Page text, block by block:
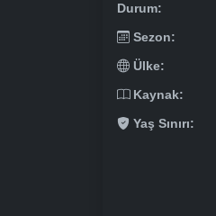
Durum:
Sezon:
Ülke:
Kaynak:
Yaş Sınırı: